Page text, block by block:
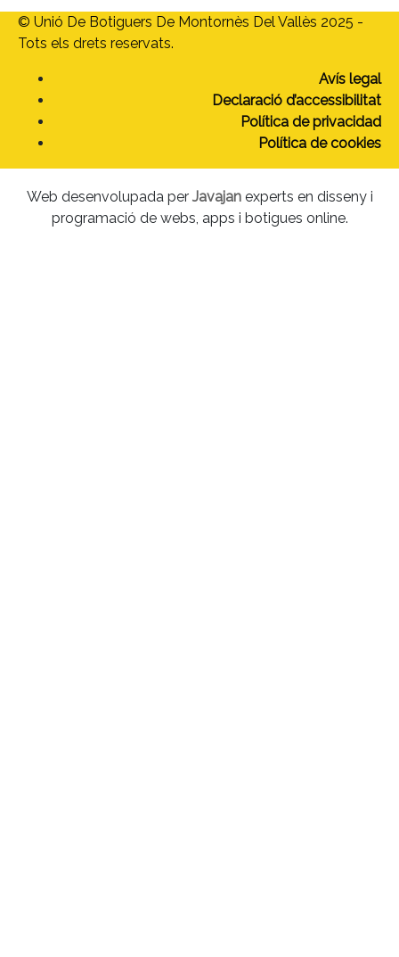
© Unió De Botiguers De Montornès Del Vallès 2025 -
Tots els drets reservats.
Avís legal
Declaració d’accessibilitat
Política de privacidad
Política de cookies
Web desenvolupada per Javajan experts en disseny i
programació de webs, apps i botigues online.